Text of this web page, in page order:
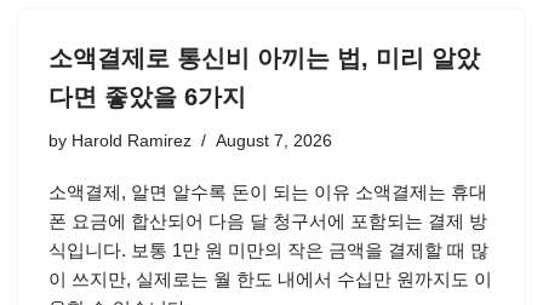
소액결제로 통신비 아끼는 법, 미리 알았
다면 좋았을 6가지
by Harold Ramirez August 7, 2026
소액결제, 알면 알수록 돈이 되는 이유 소액결제는 휴대
폰 요금에 합산되어 다음 달 청구서에 포함되는 결제 방
식입니다. 보통 1만 원 미만의 작은 금액을 결제할 때 많
이 쓰지만, 실제로는 월 한도 내에서 수십만 원까지도 이